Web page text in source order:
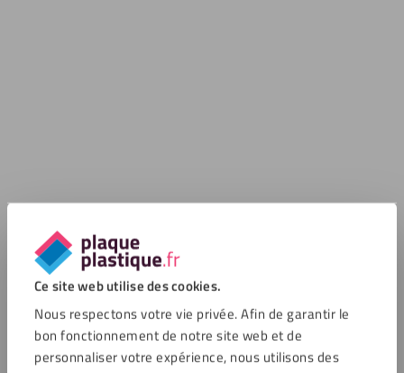
Ce site web utilise des cookies.
Nous respectons votre vie privée. Afin de garantir le
bon fonctionnement de notre site web et de
personnaliser votre expérience, nous utilisons des